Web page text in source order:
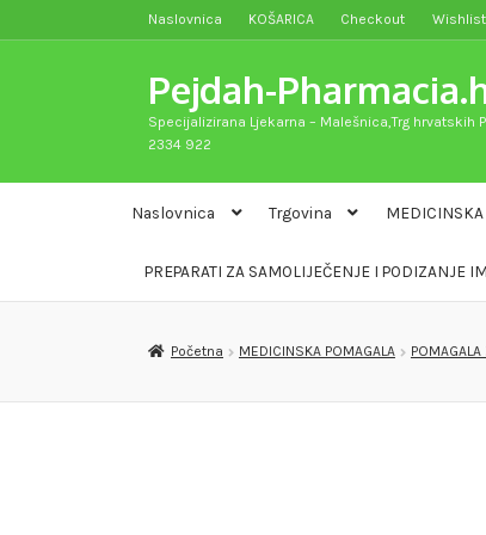
Preskoči
navigaciju
Skoči
sadržaja
Naslovnica KOŠARICA Checkout Wishlist
Pejdah-
Specijalizirana Ljekarna – Malešnica,Trg hrvatskih
2334 922
Naslovnica Trgovina MEDICINSKA
PREPARATI ZA SAMOLIJEČENJE I PODIZANJE
Početna MEDICINSKA POMAGALA